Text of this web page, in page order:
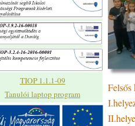
TIOP 1.1.1-09
Tanulói laptop program
Felsős